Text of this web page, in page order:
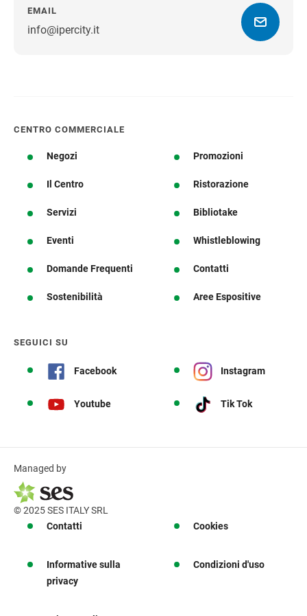
EMAIL
info@ipercity.it
CENTRO COMMERCIALE
Negozi Promozioni
Il Centro Ristorazione
Servizi Bibliotake
Eventi Whistleblowing
Domande Frequenti Contatti
Sostenibilità Aree Espositive
SEGUICI SU
Facebook Instagram
Youtube Tik Tok
Managed by
© 2025 SES ITALY SRL
Contatti
Cookies
Informative sulla
privacy
Condizioni d'uso